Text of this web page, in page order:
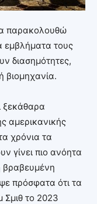
παρακολουθώ
εμβλήματα τους
διασημότητες,
βιομηχανία.
ξεκάθαρα
αμερικανικής
χρόνια τα
γίνει πιο ανόητα
βραβευμένη
πρόσφατα ότι τα
Σμιθ το 2023